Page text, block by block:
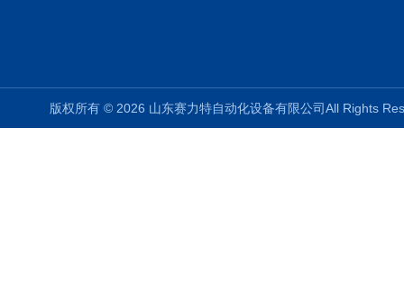
版权所有 © 2026 山东赛力特自动化设备有限公司All Rights